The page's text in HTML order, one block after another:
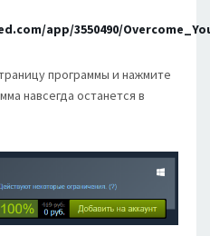
app/3550490/
программы и нажмите
навсегда останется в